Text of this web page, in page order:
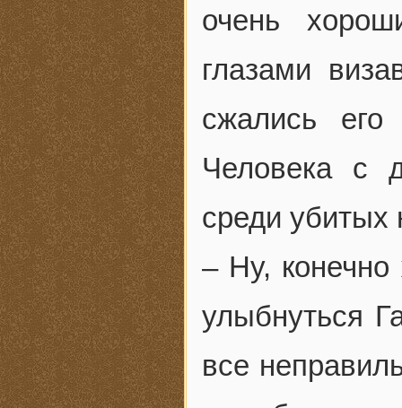
очень
глазами
сжались
Человека с
среди
– Ну,
улыбнуться
все